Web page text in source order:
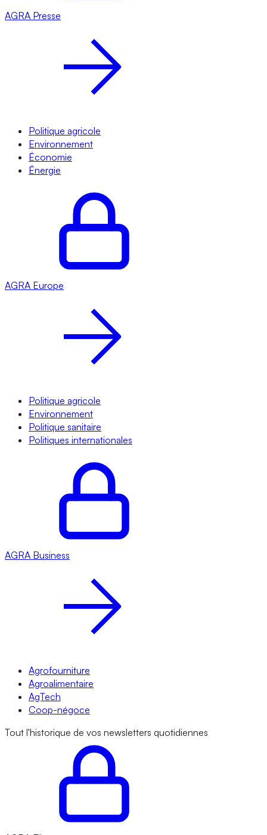
AGRA Presse
Politique agricole
Environnement
Économie
Énergie
AGRA Europe
Politique agricole
Environnement
Politique sanitaire
Politiques internationales
AGRA Business
Agrofourniture
Agroalimentaire
AgTech
Coop-négoce
Tout l'historique de vos newsletters quotidiennes